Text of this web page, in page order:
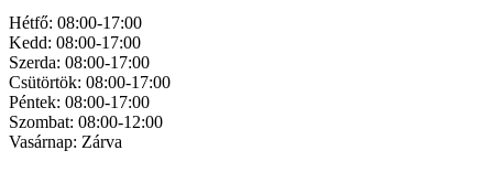
Hétfő: 08:00-17:00
Kedd: 08:00-17:00
Szerda: 08:00-17:00
Csütörtök: 08:00-17:00
Péntek: 08:00-17:00
Szombat: 08:00-12:00
Vasárnap: Zárva